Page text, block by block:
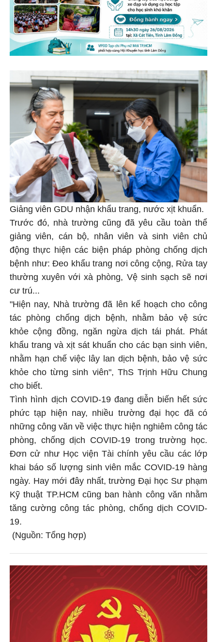
Giảng viên GDU nhận khẩu trang, nước xịt khuẩn.
Trước đó, nhà trường cũng đã yêu cầu toàn thể
giảng viên, cán bộ, nhân viên và sinh viên chủ
động thực hiện các biện pháp phòng chống dịch
bệnh như: Đeo khẩu trang nơi công cộng, Rửa tay
thường xuyên với xà phòng, Vệ sinh sạch sẽ nơi
cư trú...
"Hiện nay, Nhà trường đã lên kế hoạch cho công
tác phòng chống dịch bệnh, nhằm bảo vệ sức
khỏe cộng đồng, ngăn ngừa dịch tái phát. Phát
khẩu trang và xịt sát khuẩn cho các bạn sinh viên,
nhằm hạn chế việc lây lan dịch bệnh, bảo vệ sức
khỏe cho từng sinh viên", ThS Trịnh Hữu Chung
cho biết.
Tình hình dịch COVID-19 đang diễn biến hết sức
phức tạp hiện nay, nhiều trường đại học đã có
những công văn về việc thực hiện nghiêm công tác
phòng, chống dịch COVID-19 trong trường học.
Đơn cử như Học viện Tài chính yêu cầu các lớp
khai báo số lượng sinh viên mắc COVID-19 hàng
ngày. Hay mới đây nhất, trường Đại học Sư phạm
Kỹ thuật TP.HCM cũng ban hành công văn nhằm
tăng cường công tác phòng, chống dịch COVID-
19.
(Nguồn: Tổng hợp)